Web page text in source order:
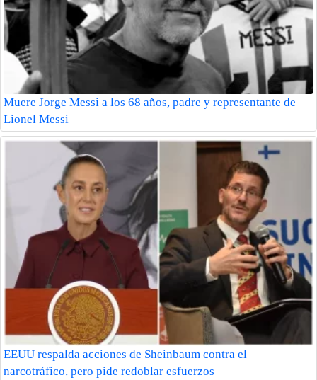
Muere Jorge Messi a los 68 años, padre y representante de
Lionel Messi
EEUU respalda acciones de Sheinbaum contra el
narcotráfico, pero pide redoblar esfuerzos